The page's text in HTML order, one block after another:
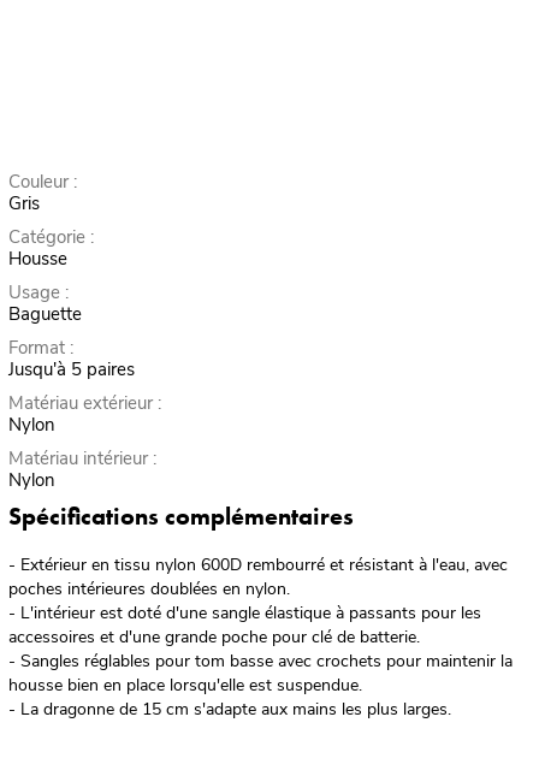
Couleur :
Gris
Catégorie :
Housse
Usage :
Baguette
Format :
Jusqu'à 5 paires
Matériau extérieur :
Nylon
Matériau intérieur :
Nylon
Spécifications complémentaires
- Extérieur en tissu nylon 600D rembourré et résistant à l'eau, avec
poches intérieures doublées en nylon.
- L'intérieur est doté d'une sangle élastique à passants pour les
accessoires et d'une grande poche pour clé de batterie.
- Sangles réglables pour tom basse avec crochets pour maintenir la
housse bien en place lorsqu'elle est suspendue.
- La dragonne de 15 cm s'adapte aux mains les plus larges.